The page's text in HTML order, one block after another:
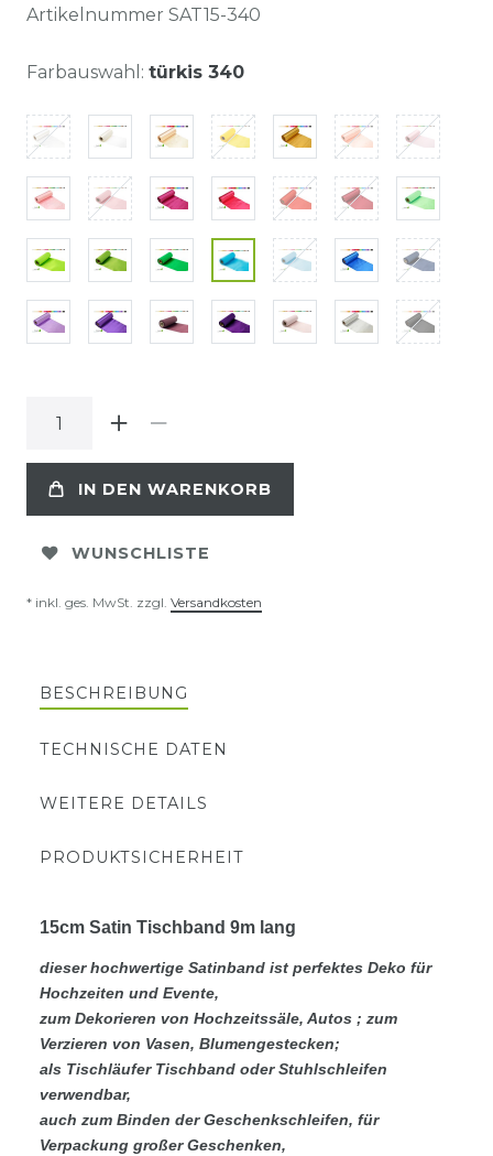
Artikelnummer SAT15-340
Farbauswahl: türkis 340
IN DEN WARENKORB
WUNSCHLISTE
* inkl. ges. MwSt. zzgl. Versandkosten
BESCHREIBUNG
TECHNISCHE DATEN
WEITERE DETAILS
PRODUKTSICHERHEIT
15cm Satin Tischband 9m lang
dieser hochwertige Satinband ist perfektes Deko für
Hochzeiten und Evente,
zum Dekorieren von Hochzeitssäle, Autos ; zum
Verzieren von Vasen, Blumengestecken;
als Tischläufer Tischband oder Stuhlschleifen
verwendbar,
auch zum Binden der Geschenkschleifen, für
Verpackung großer Geschenken,